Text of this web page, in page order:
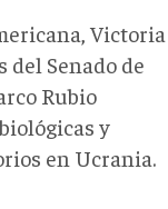
Victoria
Senado de
Rubio
y
en Ucrania.